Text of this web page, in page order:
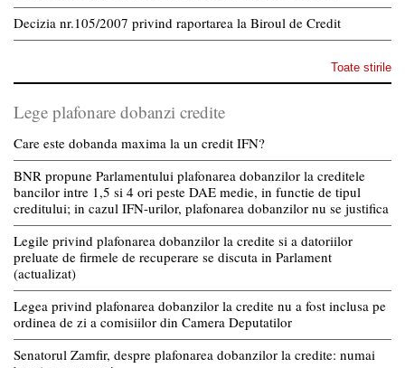
Decizia nr.105/2007 privind raportarea la Biroul de Credit
Toate stirile
Lege plafonare dobanzi credite
Care este dobanda maxima la un credit IFN?
BNR propune Parlamentului plafonarea dobanzilor la creditele
bancilor intre 1,5 si 4 ori peste DAE medie, in functie de tipul
creditului; in cazul IFN-urilor, plafonarea dobanzilor nu se justifica
Legile privind plafonarea dobanzilor la credite si a datoriilor
preluate de firmele de recuperare se discuta in Parlament
(actualizat)
Legea privind plafonarea dobanzilor la credite nu a fost inclusa pe
ordinea de zi a comisiilor din Camera Deputatilor
Senatorul Zamfir, despre plafonarea dobanzilor la credite: numai